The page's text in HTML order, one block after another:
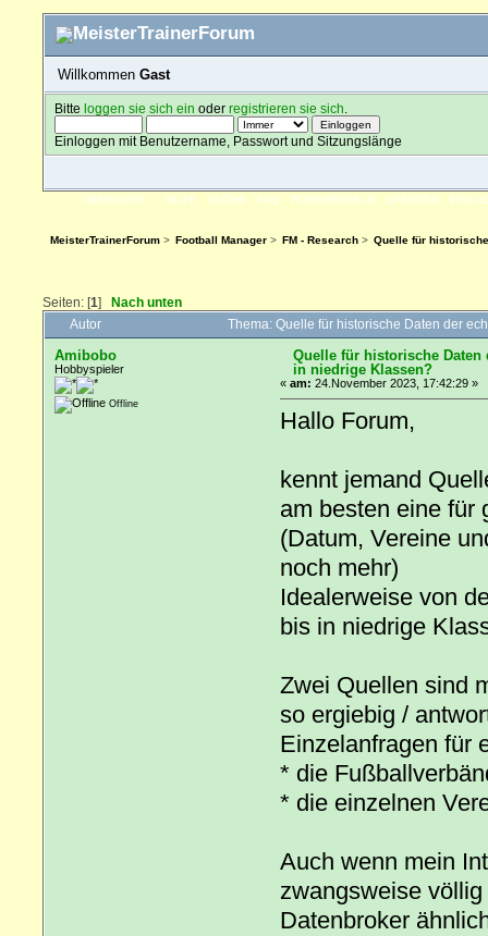
Willkommen Gast
Bitteloggen sie sich ein oderregistrieren sie sich
Einloggen mit Benutzername, Passwort und Sitzungslänge
ÜBERSICHT HILFE SUCHE FAQ FORENREGELN SPENDEN
MeisterTrainerForum> Football Manager> FM - Research> Quelle für
Seiten: [1] Nach unten
Autor Thema: Quelle für historische Daten der
Amibobo
Hobbyspieler
Offline
Quelle für historische Daten
in niedrige Klassen?
« am: 24.November 2023, 17:42:29 »
Hallo Forum,
kennt jemand
am besten eine für
(Datum, Vereine
noch mehr)
Idealerweise von
bis in niedrige
Zwei Quellen sind
so ergiebig /
Einzelanfragen für
* die
* die einzelnen
Auch wenn mein
zwangsweise
Datenbroker